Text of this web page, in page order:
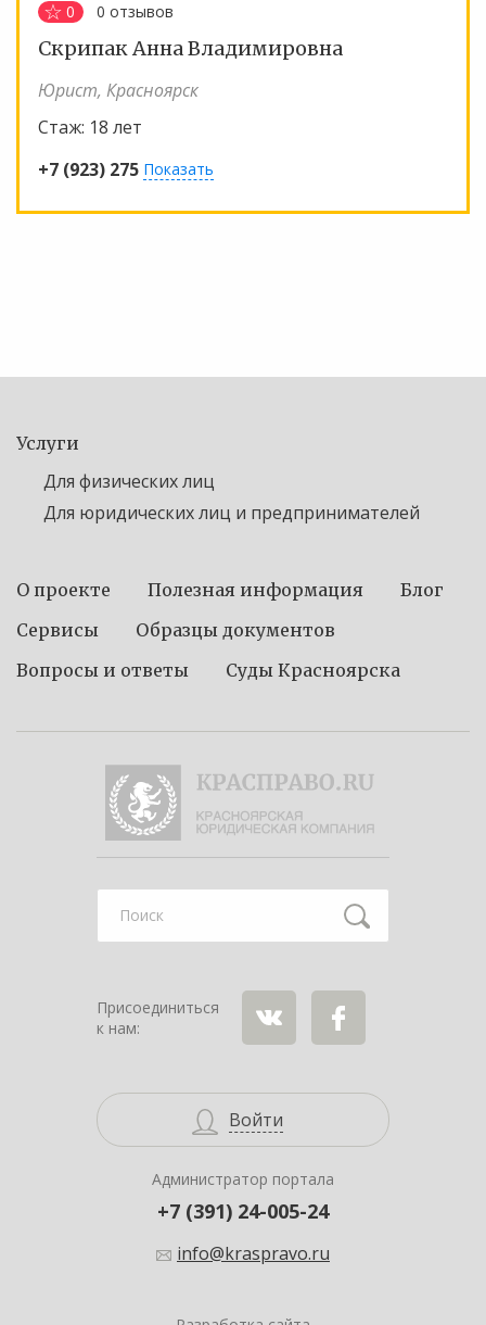
0 0 отзывов
Скрипак Анна Владимировна
Юрист, Красноярск
Стаж: 18 лет
+7 (923) 275 Показать
Услуги
Для физических лиц
Для юридических лиц и предпринимателей
О проекте Полезная информация
Блог
Сервисы
Образцы документов
Вопросы и ответы
Суды Красноярска
Присоединиться
к нам:
Войти
Администратор портала
+7 (391) 24-005-24
info@kraspravo.ru